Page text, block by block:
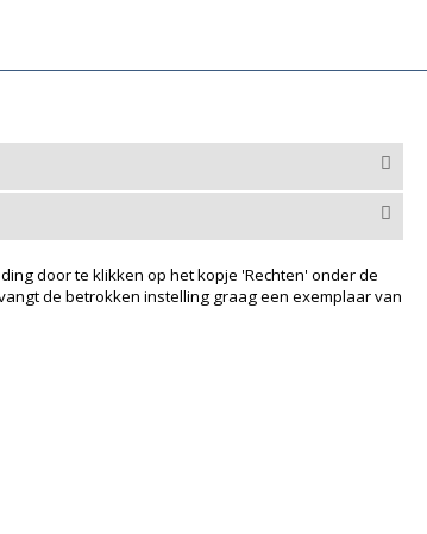
door te klikken op het kopje 'Rechten' onder de
de betrokken instelling graag een exemplaar van